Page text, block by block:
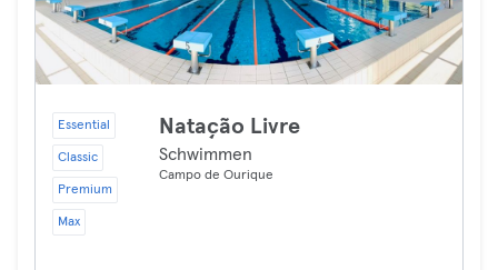
Essential
Classic
Premium
Max
Natação Livre
Schwimmen
Campo de Ourique